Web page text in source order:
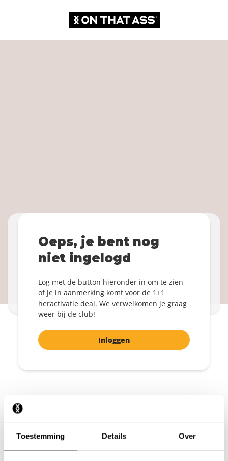
Toestemming Details Over
1+1 GRATIS socks
Door te bevestigen ga je akkoord met de Algemene
Voorwaarden.
Oeps, je bent nog
niet ingelogd
Log met de button hieronder in om te zien
of je in aanmerking komt voor de 1+1
heractivatie deal. We verwelkomen je graag
weer bij de club!
Inloggen
Een paar mystery socks gratis